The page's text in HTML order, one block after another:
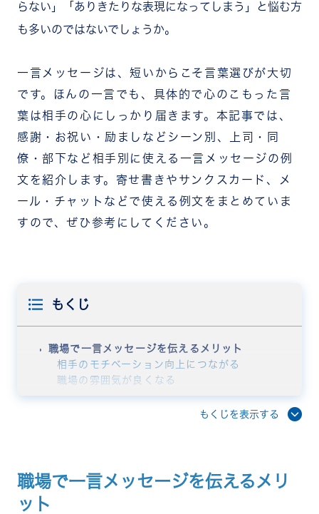
らない」「ありきたりな表現になってしまう」と悩む方
も多いのではないでしょうか。
一言メッセージは、短いからこそ言葉選びが大切
です。ほんの一言でも、具体的で心のこもった言
葉は相手の心にしっかり届きます。本記事では、
感謝・お祝い・励ましなどシーン別、上司・同
僚・部下など相手別に使える一言メッセージの例
文を紹介します。寄せ書きやサンクスカード、メ
ール・チャットなどで使える例文をまとめていま
すので、ぜひ参考にしてください。
もくじ
職場で一言メッセージを伝えるメリット
相手のモチベーション向上につながる
職場の雰囲気が良くなる
心に響く一言メッセージを書く際のポイント
前向きな言葉で締めくくる
一言メッセージを書く際の注意点・NGワード
もくじを表示する
職場で一言メッセージを伝えるメリ
ット